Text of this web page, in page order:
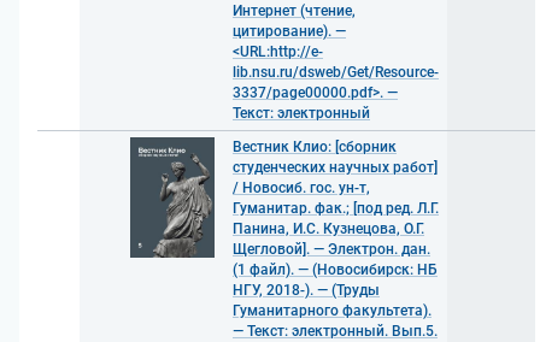
Интернет (чтение,
цитирование). —
<URL:http://e-
lib.nsu.ru/dsweb/Get/Resource-
3337/page00000.pdf>. —
Текст: электронный
Вестник Клио: [сборник
студенческих научных работ]
/ Новосиб. гос. ун-т,
Гуманитар. фак.; [под ред. Л.Г.
Панина, И.С. Кузнецова, О.Г.
Щегловой]. — Электрон. дан.
(1 файл). — (Новосибирск: НБ
НГУ, 2018-). — (Труды
Гуманитарного факультета).
— Текст: электронный. Вып.5.